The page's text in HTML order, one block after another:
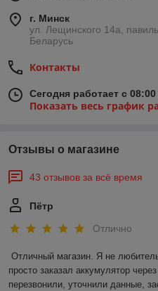
г. Минск
ул. Лещинского 14а,
Беларусь
Контакты
Сегодня работает с
Показать весь график
Отзывы о магазине
43 отзывов за всё время
Пётр
Отлично
Отличный магазин. Я не
просто заказал аккумулятор
перезвонили, уточнили данные,